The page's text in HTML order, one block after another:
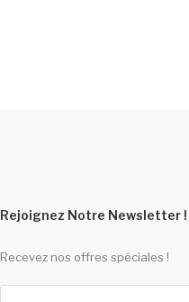
Rejoignez Notre Newsletter !
Recevez nos offres spéciales !